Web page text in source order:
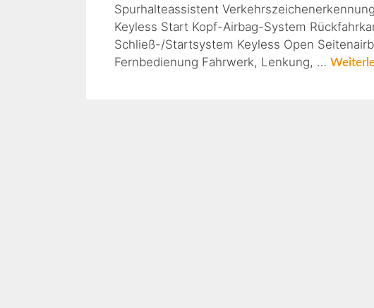
Spurhalteassistent
Keyless Start Kopf-Airbag-System
Schließ-/Startsystem Keyless Open
Fernbedienung Fahrwerk, Lenkung, …